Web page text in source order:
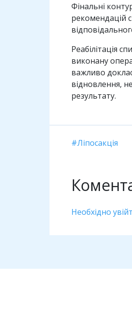
Фінальні
рекомендацій
Реабілітація
виконану
важливо
відновлення,
результату.
Ліпосакція
Необхідно